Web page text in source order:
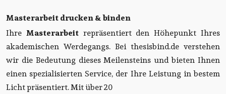
Masterarbeit drucken & binden
Ihre Masterarbeitrepräsentiert den Höhepunkt Ihres
akademischen Werdegangs. Bei thesisbind.de verstehen
wir die Bedeutung dieses Meilensteins und bieten Ihnen
einen spezialisierten Service, der Ihre Leistung in bestem
Licht präsentiert. Mit über 20